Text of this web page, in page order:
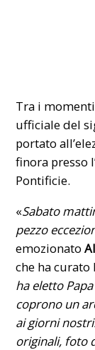
Tra i
ufficiale del
portato
finora presso
Pontificie.
«Sabato
pezzo
emozionato
che ha curato
ha eletto
coprono un
ai giorni
originali, foto